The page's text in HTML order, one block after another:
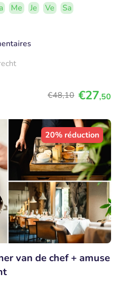
Me Je Ve
Sa
€48,10 €27,50
20% réduction
van de chef + amuse